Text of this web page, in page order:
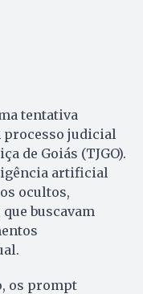
tentativa
processo judicial
de Goiás (TJGO).
artificial
ocultos,
que buscavam
os prompt